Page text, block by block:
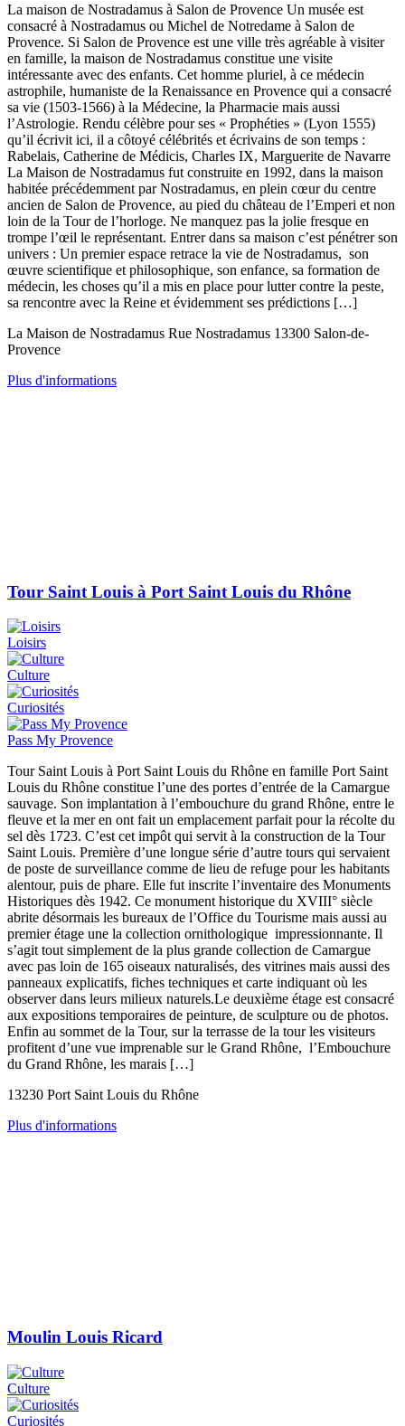
La maison de Nostradamus à Salon de Provence Un musée est
consacré à Nostradamus ou Michel de Notredame à Salon de
Provence. Si Salon de Provence est une ville très agréable à visiter
en famille, la maison de Nostradamus constitue une visite
intéressante avec des enfants. Cet homme pluriel, à ce médecin
astrophile, humaniste de la Renaissance en Provence qui a consacré
sa vie (1503-1566) à la Médecine, la Pharmacie mais aussi
l’Astrologie. Rendu célèbre pour ses « Prophéties » (Lyon 1555)
qu’il écrivit ici, il a côtoyé célébrités et écrivains de son temps :
Rabelais, Catherine de Médicis, Charles IX, Marguerite de Navarre
La Maison de Nostradamus fut construite en 1992, dans la maison
habitée précédemment par Nostradamus, en plein cœur du centre
ancien de Salon de Provence, au pied du château de l’Emperi et non
loin de la Tour de l’horloge. Ne manquez pas la jolie fresque en
trompe l’œil le représentant. Entrer dans sa maison c’est pénétrer son
univers : Un premier espace retrace la vie de Nostradamus, son
œuvre scientifique et philosophique, son enfance, sa formation de
médecin, les choses qu’il a mis en place pour lutter contre la peste,
sa rencontre avec la Reine et évidemment ses prédictions […]
La Maison de Nostradamus Rue Nostradamus 13300 Salon-de-
Provence
Plus d'informations
Tour Saint Louis à Port Saint Louis du Rhône
Loisirs
Culture
Curiosités
Pass My Provence
Tour Saint Louis à Port Saint Louis du Rhône en famille Port Saint
Louis du Rhône constitue l’une des portes d’entrée de la Camargue
sauvage. Son implantation à l’embouchure du grand Rhône, entre le
fleuve et la mer en ont fait un emplacement parfait pour la récolte du
sel dès 1723. C’est cet impôt qui servit à la construction de la Tour
Saint Louis. Première d’une longue série d’autre tours qui servaient
de poste de surveillance comme de lieu de refuge pour les habitants
alentour, puis de phare. Elle fut inscrite l’inventaire des Monuments
Historiques dès 1942. Ce monument historique du XVIII° siècle
abrite désormais les bureaux de l’Office du Tourisme mais aussi au
premier étage une la collection ornithologique impressionnante. Il
s’agit tout simplement de la plus grande collection de Camargue
avec pas loin de 165 oiseaux naturalisés, des vitrines mais aussi des
panneaux explicatifs, fiches techniques et carte indiquant où les
observer dans leurs milieux naturels.Le deuxième étage est consacré
aux expositions temporaires de peinture, de sculpture ou de photos.
Enfin au sommet de la Tour, sur la terrasse de la tour les visiteurs
profitent d’une vue imprenable sur le Grand Rhône, l’Embouchure
du Grand Rhône, les marais […]
13230 Port Saint Louis du Rhône
Plus d'informations
Moulin Louis Ricard
Culture
Curiosités